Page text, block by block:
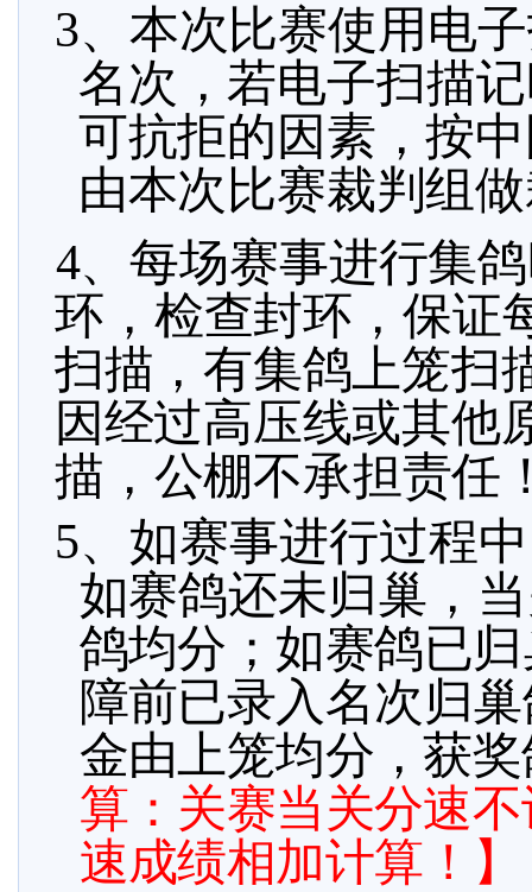
3、 本次比赛使用电
名次，若电子扫描
可抗拒的因素，按
由本次比赛裁判组
4、每场赛事进行集
环，检查封环，保证
扫描，有集鸽上笼扫
因经过高压线或其他
描，公棚不承担责任
5、如赛事进行过程
如赛鸽还未归巢，
鸽均分；如赛鸽已
障前已录入名次归
金由上笼均分，获
算：关赛当关分速
速成绩相加计算！】